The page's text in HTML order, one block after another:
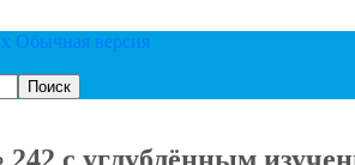
Обычная версия
Поиск